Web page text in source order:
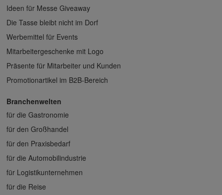
Ideen für Messe Giveaway
Die Tasse bleibt nicht im Dorf
Werbemittel für Events
Mitarbeitergeschenke mit Logo
Präsente für Mitarbeiter und Kunden
Promotionartikel im B2B-Bereich
Branchenwelten
für die Gastronomie
für den Großhandel
für den Praxisbedarf
für die Automobilindustrie
für Logistikunternehmen
für die Reise